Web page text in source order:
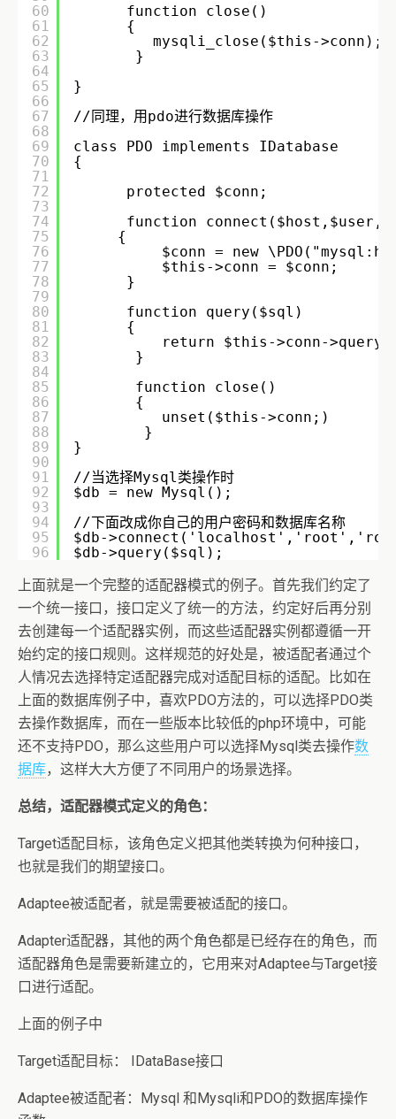
60
61
62
63
64
65
66
67
68
69
70
71
72
73
74
75
76
77
78
79
80
81
82
83
84
85
86
87
88
89
90
91
92
93
94
95
96
function close()
{
mysqli_close($this->conn);
}
}
//同理，用pdo进行数据库操作
class PDO implements IDatabase
{
protected $conn;
function
{
$conn = new
$this->conn = $conn;
}
function query($sql)
{
return $this->conn-
}
function close()
{
unset($this->conn;)
}
}
//当选择Mysql类操作时
$db = new Mysql();
//下面改成你自己的用户密码和数据库名称
$db-
$db->query($sql);
上面就是一个完整的适配器模式的例子。首先我们约定了
一个统一接口，接口定义了统一的方法，约定好后再分别
去创建每一个适配器实例，而这些适配器实例都遵循一开
始约定的接口规则。这样规范的好处是，被适配者通过个
人情况去选择特定适配器完成对适配目标的适配。比如在
上面的数据库例子中，喜欢PDO方法的，可以选择PDO类
去操作数据库，而在一些版本比较低的php环境中，可能
还不支持PDO，那么这些用户可以选择Mysql类去操作数
据库，这样大大方便了不同用户的场景选择。
总结，适配器模式定义的角色：
Target适配目标，该角色定义把其他类转换为何种接口，
也就是我们的期望接口。
Adaptee被适配者，就是需要被适配的接口。
Adapter适配器，其他的两个角色都是已经存在的角色，而
适配器角色是需要新建立的，它用来对Adaptee与Target接
口进行适配。
上面的例子中
Target适配目标： IDataBase接口
Adaptee被适配者：Mysql 和Mysqli和PDO的数据库操作